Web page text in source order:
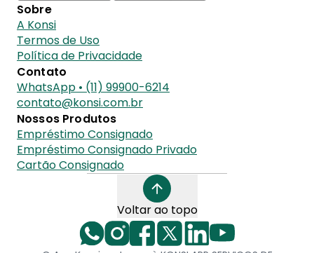
Sobre
A Konsi
Termos de Uso
Política de Privacidade
Contato
WhatsApp • (11) 99900-6214
contato@konsi.com.br
Nossos Produtos
Empréstimo Consignado
Empréstimo Consignado Privado
Cartão Consignado
Voltar ao topo